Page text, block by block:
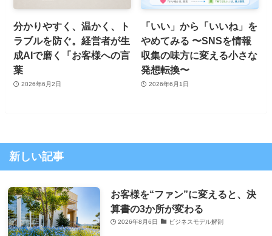
分かりやすく、温かく、ト
ラブルを防ぐ。経営者が生
成AIで磨く「お客様への言
葉
2026年6月2日
「いい」から「いいね」を
やめてみる 〜SNSを情報
収集の味方に変える小さな
発想転換〜
2026年6月1日
新しい記事
お客様を“ファン”に変えると、決
算書の3か所が変わる
2026年8月6日 ビジネスモデル解剖